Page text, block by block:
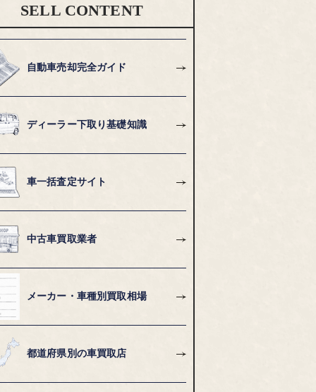
SELL CONTENT
自動車売却完全ガイド
ディーラー下取り基礎知識
車一括査定サイト
中古車買取業者
メーカー・車種別買取相場
都道府県別の車買取店